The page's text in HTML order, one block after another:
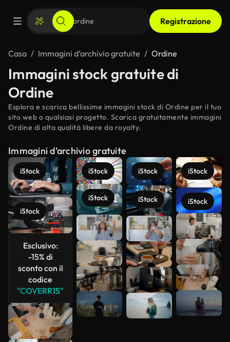
Registrazione
Casa Immagini d’archivio gratuite Ordine
Immagini stock gratuite di
Ordine
Esplora e scarica bellissime immagini stock di Ordine per il tuo
sito web o qualsiasi progetto. Scarica gratuitamente immagini
Ordine di alta qualità libere da royalty.
Immagini d’archivio gratuite
iStock
iStock
Esclusivo:
-15% di
sconto con il
codice
"COVERR15"
iStock
iStock
iStock
iStock
iStock
iStock
Scopri di
più